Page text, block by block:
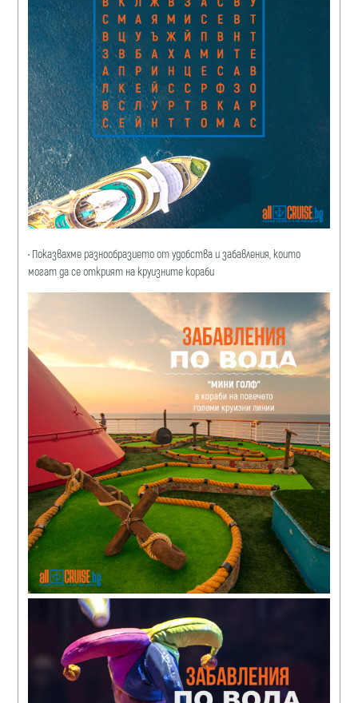
• Показвахме разнообразието от удобства и забавления, които
могат да се открият на круизните кораби